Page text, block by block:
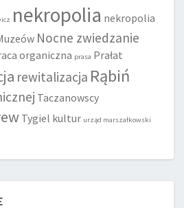
nekropolia nekropolia
Nocne zwiedzanie
organiczna prasa Prałat
rewitalizacja Rąbiń
Taczanowscy
Tygiel kultur urząd marszałkowski